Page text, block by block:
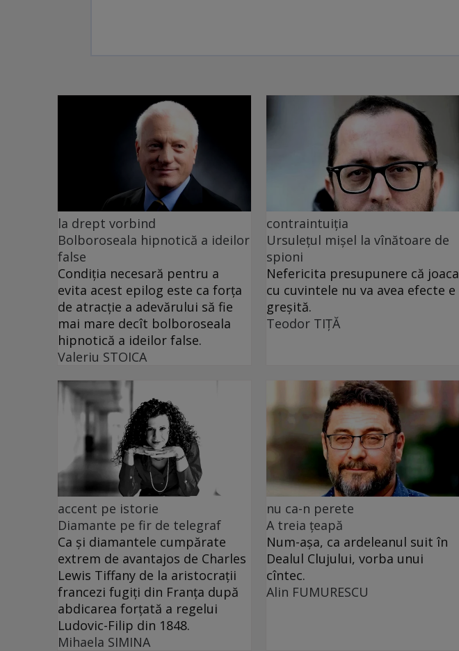
la drept vorbind
Bolboroseala hipnotică a ideilor
false
Condiția necesară pentru a
evita acest epilog este ca forța
de atracție a adevărului să fie
mai mare decît bolboroseala
hipnotică a ideilor false.
Valeriu STOICA
contraintuiția
Ursulețul mișel la vînătoare de
spioni
Nefericita presupunere că joaca
cu cuvintele nu va avea efecte e
greșită.
Teodor TIŢĂ
accent pe istorie
Diamante pe fir de telegraf
Ca și diamantele cumpărate
extrem de avantajos de Charles
Lewis Tiffany de la aristocrații
francezi fugiți din Franța după
abdicarea forțată a regelui
Ludovic-Filip din 1848.
Mihaela SIMINA
nu ca-n perete
A treia țeapă
Num-așa, ca ardeleanul suit în
Dealul Clujului, vorba unui
cîntec.
Alin FUMURESCU